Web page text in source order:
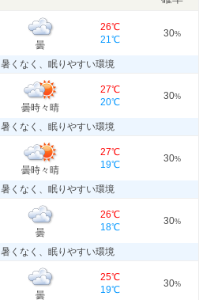
曇
26℃
21℃
30%
暑くなく、眠りやすい環境
曇時々晴
27℃
20℃
30%
暑くなく、眠りやすい環境
曇時々晴
27℃
19℃
30%
暑くなく、眠りやすい環境
曇
26℃
18℃
30%
暑くなく、眠りやすい環境
曇
25℃
19℃
30%